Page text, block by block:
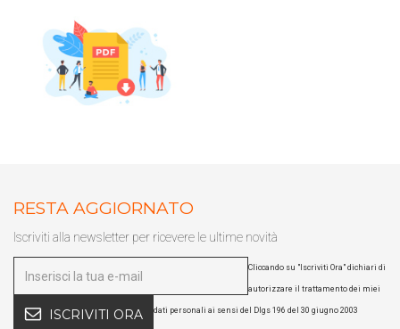
RESTA AGGIORNATO
Iscriviti alla newsletter per ricevere le ultime novità
ISCRIVITI ORA
Cliccando su "Iscriviti Ora" dichiari di
autorizzare il trattamento dei miei
dati personali ai sensi del Dlgs 196 del 30 giugno 2003